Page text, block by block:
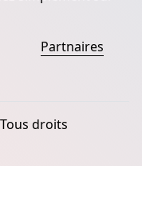
Partnaires
droits